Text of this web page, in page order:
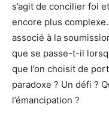
s’agit de concilier foi
encore plus
associé à la
que se passe-t-il
que l’on choisit de
paradoxe ? Un défi ?
l’émancipation ?